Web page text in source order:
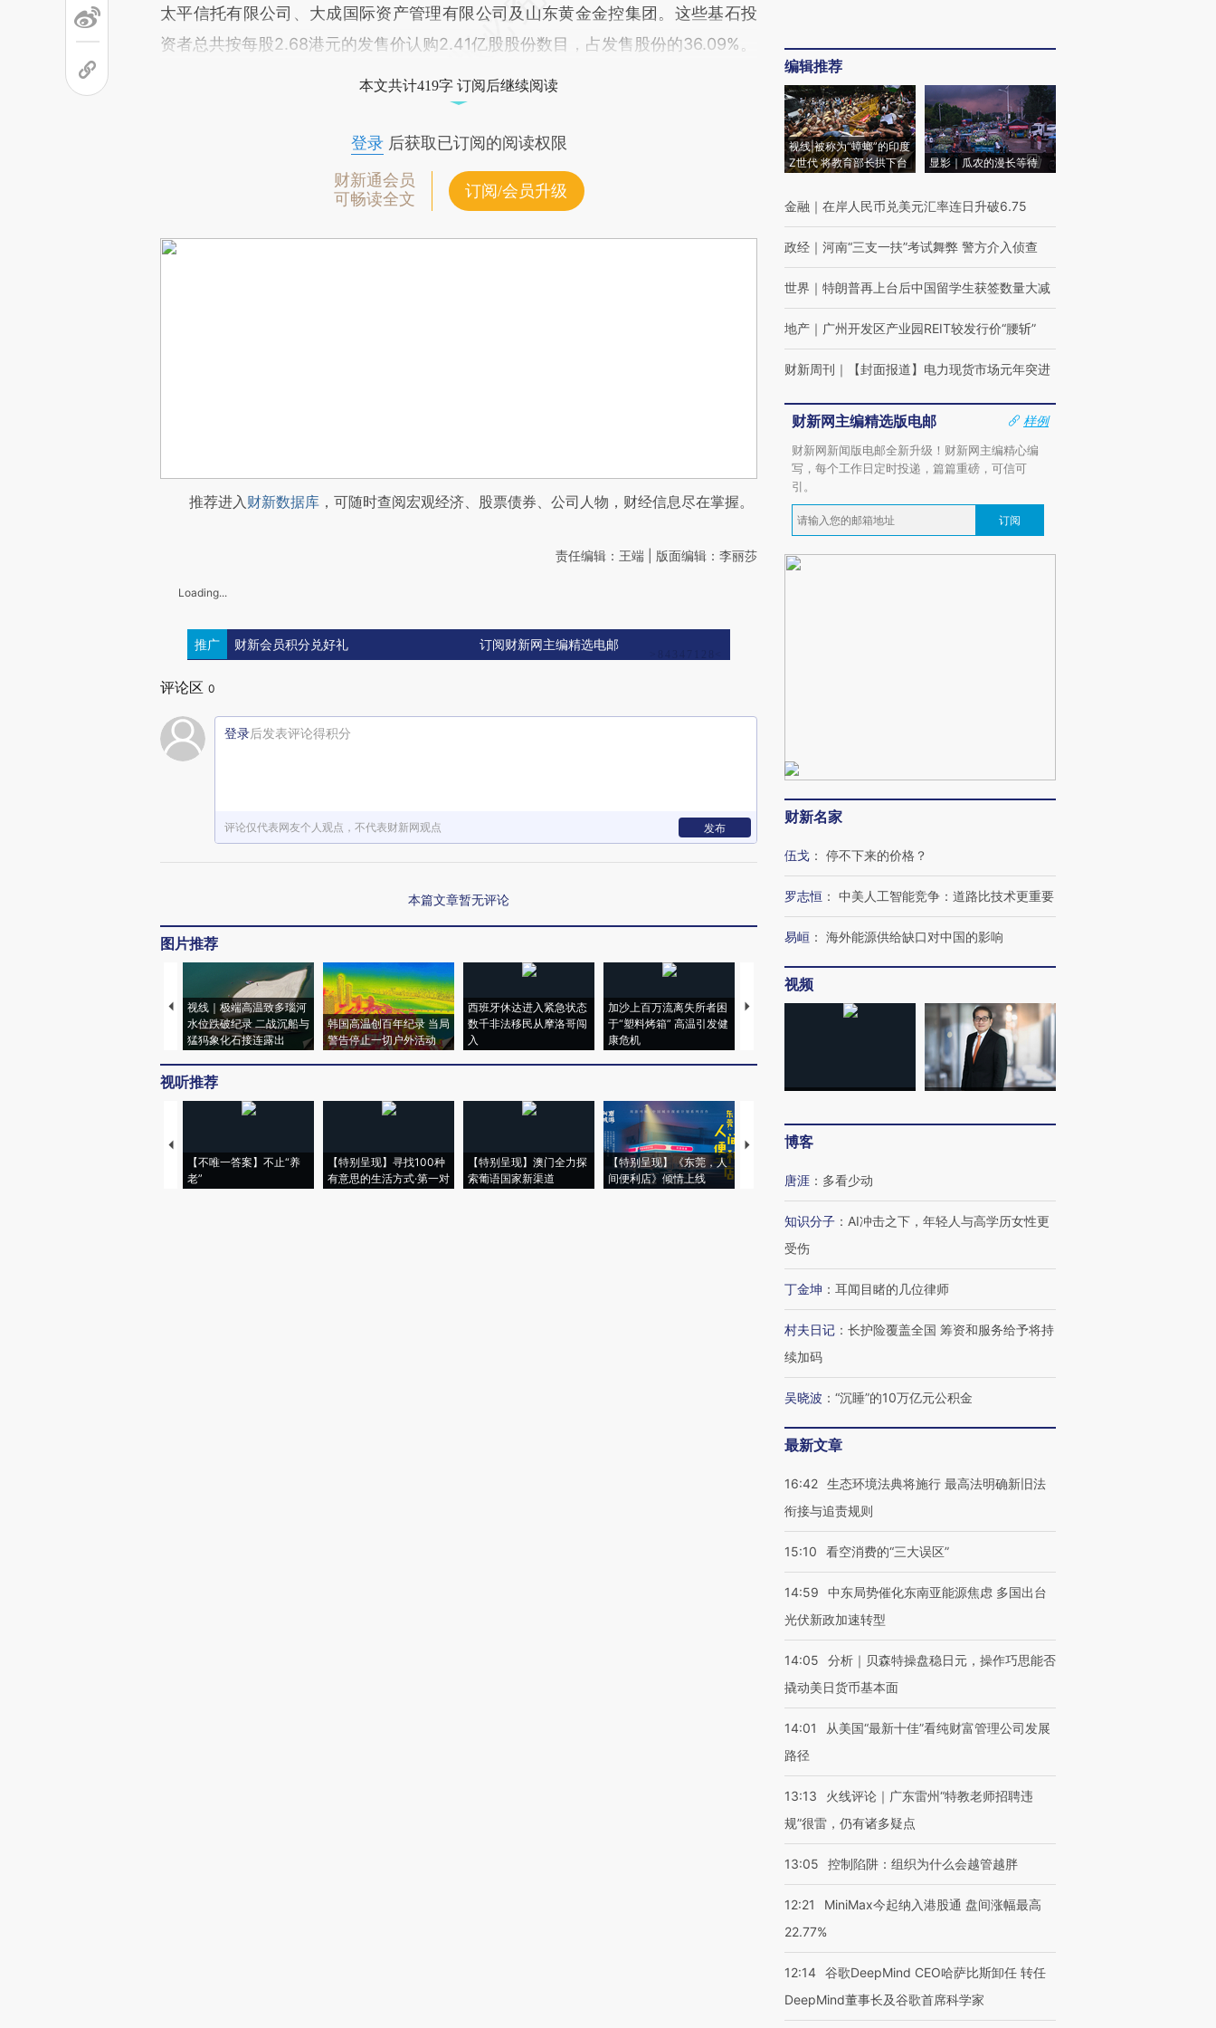
太平信托有限公司、大成国际资产管理有限公司及山东黄金金控集团。这些基石投
资者总共按每股2.68港元的发售价认购2.41亿股股份数目，占发售股份的36.09%。
本文共计419字 订阅后继续阅读
登录后获取已订阅的阅读权限
财新通会员
可畅读全文
订阅/会员升级
推荐进入财新数据库 ，可随时查阅宏观经济、股票债券、公司人物，财经信息尽在掌握。
责任编辑：王端 | 版面编辑：李丽莎
Loading...
推广 财新会员积分兑好礼 订阅财新网主编精选电邮
评论区 0
登录后发表评论得积分
评论仅代表网友个人观点，不代表财新网观点 发布
本篇文章暂无评论
图片推荐
视线｜极端高温致多瑙河
水位跌破纪录 二战沉船与
猛犸象化石接连露出
韩国高温创百年纪录 当局
警告停止一切户外活动
西班牙休达进入紧急状态
数千非法移民从摩洛哥闯
入
加沙上百万流离失所者困
于“塑料烤箱” 高温引发健
康危机
马航飞行员跨国走私7万
视线｜HYROX的吸金
术：是什么让中产们甘
心“花钱找虐”？
泽连斯基密集出访美英 索
视听推荐
【不唯一答案】不止“养
老”
【特别呈现】寻找100种
有意思的生活方式·第一对
【特别呈现】澳门全力探
索葡语国家新渠道
【特别呈现】《东莞，人
间便利店》倾情上线
【推广】走进第四届链博
编辑推荐
视线|被称为“蟑螂”的印度
Z世代 将教育部长拱下台
显影｜瓜农的漫长等待
金融 ｜ 在岸人民币兑美元汇率连日升破6.75
政经 ｜ 河南“三支一扶”考试舞弊 警方介入侦查
世界 ｜ 特朗普再上台后中国留学生获签数量大减
地产 ｜ 广州开发区产业园REIT较发行价“腰斩”
财新周刊 ｜ 【封面报道】电力现货市场元年突进
财新网主编精选版电邮
样例
财新网新闻版电邮全新升级！财新网主编精心编
写，每个工作日定时投递，篇篇重磅，可信可
引。
订阅
财新名家
伍戈 ： 停不下来的价格？
罗志恒 ： 中美人工智能竞争：道路比技术更重要
易峘 ： 海外能源供给缺口对中国的影响
视频
博客
唐涯 ： 多看少动
知识分子 ： AI冲击之下，年轻人与高学历女性更
受伤
丁金坤 ： 耳闻目睹的几位律师
村夫日记 ： 长护险覆盖全国 筹资和服务给予将持
续加码
吴晓波 ： “沉睡”的10万亿元公积金
最新文章
16:42 生态环境法典将施行 最高法明确新旧法
衔接与追责规则
15:10 看空消费的“三大误区”
14:59
中东局势催化东南亚能源焦虑 多国出台
光伏新政加速转型
14:05
分析｜贝森特操盘稳日元，操作巧思能否
撬动美日货币基本面
14:01
从美国“最新十佳”看纯财富管理公司发展
路径
13:13
火线评论｜广东雷州“特教老师招聘违
规”很雷，仍有诸多疑点
13:05 控制陷阱：组织为什么会越管越胖
12:21
MiniMax今起纳入港股通 盘间涨幅最高
22.77%
12:14 谷歌DeepMind CEO哈萨比斯卸任 转任
DeepMind董事长及谷歌首席科学家